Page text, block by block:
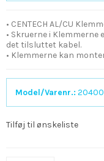
• CENTECH AL/CU
• Skruerne i Klemmerne
det tilsluttet kabel.
• Klemmerne kan
Model/Varenr.:
Tilføj til ønskeliste